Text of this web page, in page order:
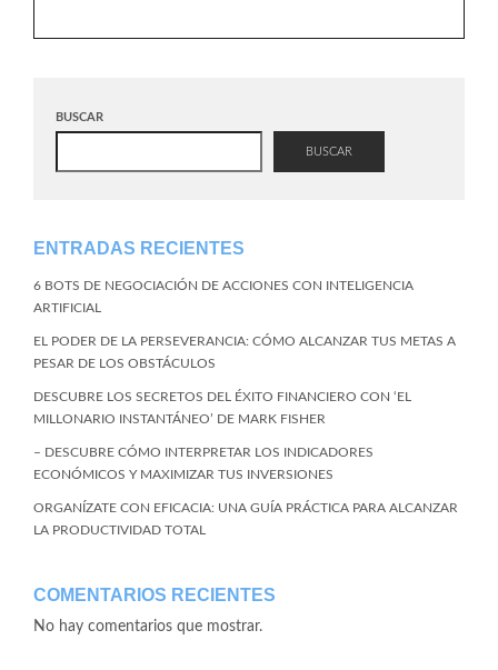
BUSCAR
BUSCAR
ENTRADAS RECIENTES
6 BOTS DE NEGOCIACIÓN DE ACCIONES CON INTELIGENCIA
ARTIFICIAL
EL PODER DE LA PERSEVERANCIA: CÓMO ALCANZAR TUS METAS A
PESAR DE LOS OBSTÁCULOS
DESCUBRE LOS SECRETOS DEL ÉXITO FINANCIERO CON ‘EL
MILLONARIO INSTANTÁNEO’ DE MARK FISHER
– DESCUBRE CÓMO INTERPRETAR LOS INDICADORES
ECONÓMICOS Y MAXIMIZAR TUS INVERSIONES
ORGANÍZATE CON EFICACIA: UNA GUÍA PRÁCTICA PARA ALCANZAR
LA PRODUCTIVIDAD TOTAL
COMENTARIOS RECIENTES
No hay comentarios que mostrar.